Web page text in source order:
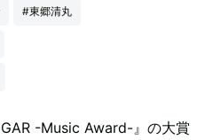
#東郷清丸
-Music Award-』の大賞